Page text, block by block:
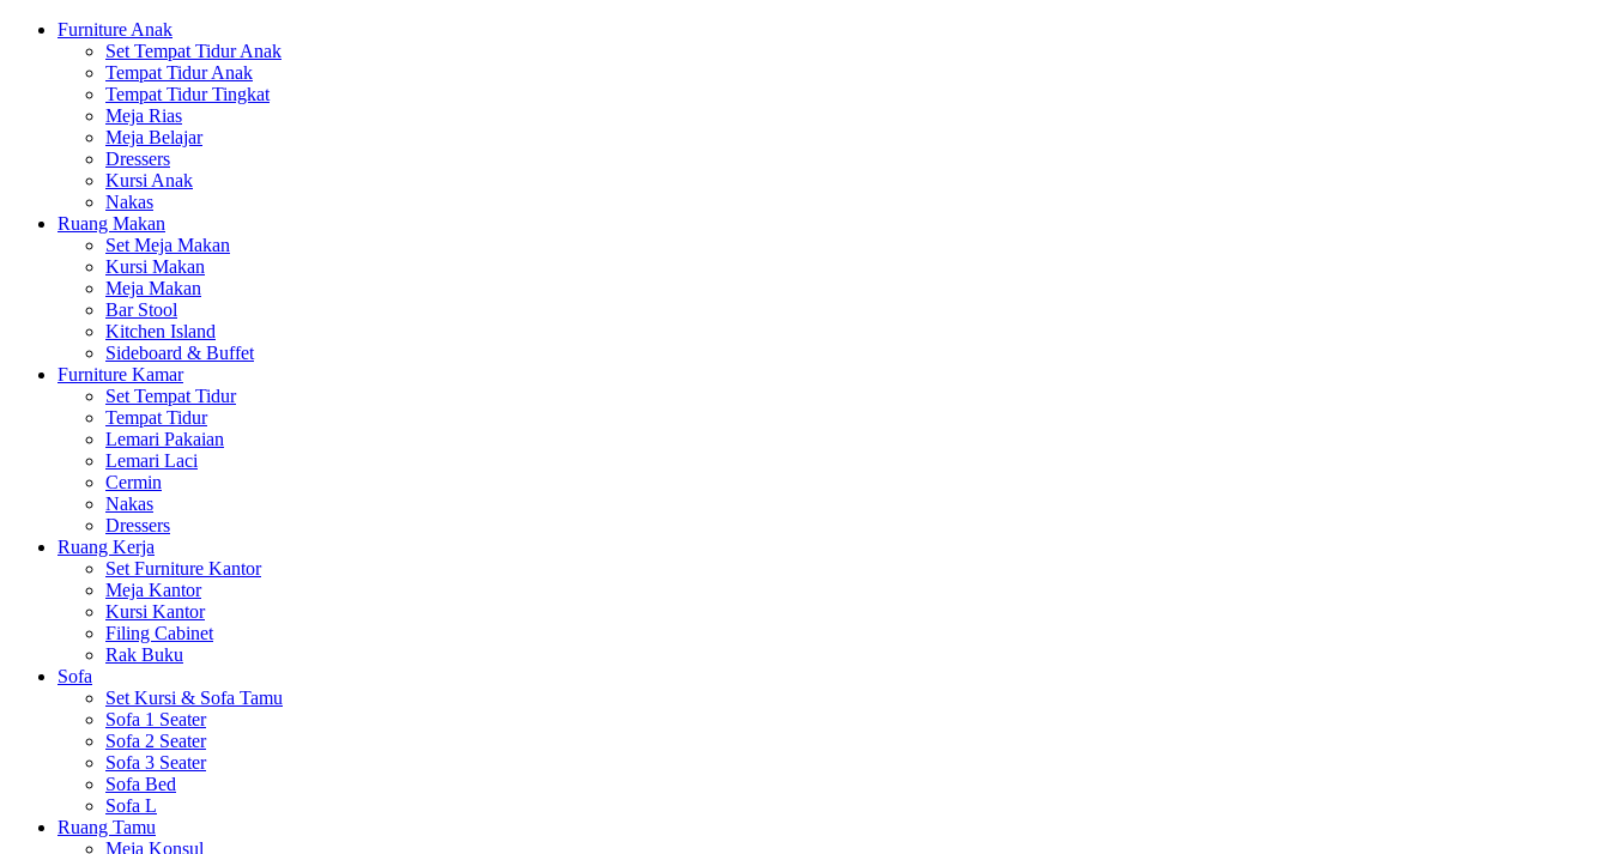
Furniture Anak
Set Tempat Tidur Anak
Tempat Tidur Anak
Tempat Tidur Tingkat
Meja Rias
Meja Belajar
Dressers
Kursi Anak
Nakas
Ruang Makan
Set Meja Makan
Kursi Makan
Meja Makan
Bar Stool
Kitchen Island
Sideboard & Buffet
Furniture Kamar
Set Tempat Tidur
Tempat Tidur
Lemari Pakaian
Lemari Laci
Cermin
Nakas
Dressers
Ruang Kerja
Set Furniture Kantor
Meja Kantor
Kursi Kantor
Filing Cabinet
Rak Buku
Sofa
Set Kursi & Sofa Tamu
Sofa 1 Seater
Sofa 2 Seater
Sofa 3 Seater
Sofa Bed
Sofa L
Ruang Tamu
Meja Konsul